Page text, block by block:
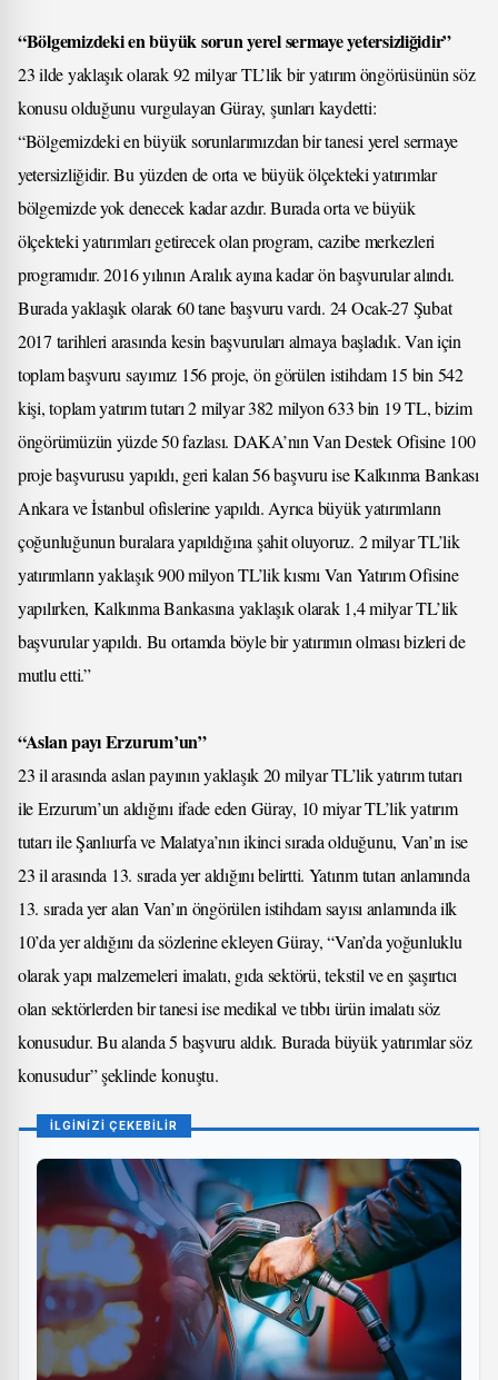
“Bölgemizdeki en büyük sorun yerel sermaye yetersizliğidir”
23 ilde yaklaşık olarak 92 milyar TL’lik bir yatırım öngörüsünün söz
konusu olduğunu vurgulayan Güray, şunları kaydetti:
“Bölgemizdeki en büyük sorunlarımızdan bir tanesi yerel sermaye
yetersizliğidir. Bu yüzden de orta ve büyük ölçekteki yatırımlar
bölgemizde yok denecek kadar azdır. Burada orta ve büyük
ölçekteki yatırımları getirecek olan program, cazibe merkezleri
programıdır. 2016 yılının Aralık ayına kadar ön başvurular alındı.
Burada yaklaşık olarak 60 tane başvuru vardı. 24 Ocak-27 Şubat
2017 tarihleri arasında kesin başvuruları almaya başladık. Van için
toplam başvuru sayımız 156 proje, ön görülen istihdam 15 bin 542
kişi, toplam yatırım tutarı 2 milyar 382 milyon 633 bin 19 TL, bizim
öngörümüzün yüzde 50 fazlası. DAKA’nın Van Destek Ofisine 100
proje başvurusu yapıldı, geri kalan 56 başvuru ise Kalkınma Bankası
Ankara ve İstanbul ofislerine yapıldı. Ayrıca büyük yatırımların
çoğunluğunun buralara yapıldığına şahit oluyoruz. 2 milyar TL’lik
yatırımların yaklaşık 900 milyon TL’lik kısmı Van Yatırım Ofisine
yapılırken, Kalkınma Bankasına yaklaşık olarak 1,4 milyar TL’lik
başvurular yapıldı. Bu ortamda böyle bir yatırımın olması bizleri de
mutlu etti.”
“Aslan payı Erzurum’un”
23 il arasında aslan payının yaklaşık 20 milyar TL’lik yatırım tutarı
ile Erzurum’un aldığını ifade eden Güray, 10 miyar TL’lik yatırım
tutarı ile Şanlıurfa ve Malatya’nın ikinci sırada olduğunu, Van’ın ise
23 il arasında 13. sırada yer aldığını belirtti. Yatırım tutarı anlamında
13. sırada yer alan Van’ın öngörülen istihdam sayısı anlamında ilk
10’da yer aldığını da sözlerine ekleyen Güray, “Van’da yoğunluklu
olarak yapı malzemeleri imalatı, gıda sektörü, tekstil ve en şaşırtıcı
olan sektörlerden bir tanesi ise medikal ve tıbbı ürün imalatı söz
konusudur. Bu alanda 5 başvuru aldık. Burada büyük yatırımlar söz
konusudur” şeklinde konuştu.
İLGİNİZİ ÇEKEBİLİR